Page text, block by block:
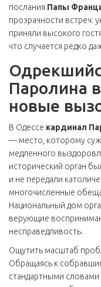
послания Папы
прозрачности встреч:
приняли высокого
что случается редко
Паролина
новые
В Одессе кардинал
— место, которому
медленного
исторический орган
и не передали
многочисленные
Национальный дом
верующие
несправедливость.
Ощутить масштаб
Обращаясь к
стандартными